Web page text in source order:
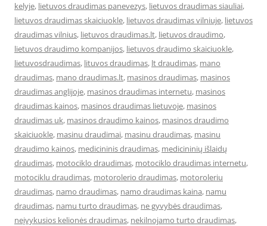
kelyje, lietuvos draudimas panevezys, lietuvos draudimas siauliai,
lietuvos draudimas skaiciuokle, lietuvos draudimas vilniuje, lietuvos
draudimas vilnius, lietuvos draudimas.lt, lietuvos draudimo,
lietuvos draudimo kompanijos, lietuvos draudimo skaiciuokle,
lietuvosdraudimas, lituvos draudimas, lt draudimas, mano
draudimas, mano draudimas.lt, masinos draudimas, masinos
draudimas anglijoje, masinos draudimas internetu, masinos
draudimas kainos, masinos draudimas lietuvoje, masinos
draudimas uk, masinos draudimo kainos, masinos draudimo
skaiciuokle, masinu draudimai, masinu draudimas, masinu
draudimo kainos, medicininis draudimas, medicininių išlaidų
draudimas, motociklo draudimas, motociklo draudimas internetu,
motociklu draudimas, motorolerio draudimas, motoroleriu
draudimas, namo draudimas, namo draudimas kaina, namu
draudimas, namu turto draudimas, ne gyvybės draudimas,
neįvykusios kelionės draudimas, nekilnojamo turto draudimas,